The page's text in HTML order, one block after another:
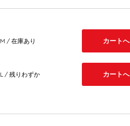
M / 在庫あり カートへ
L / 残りわずか カートへ